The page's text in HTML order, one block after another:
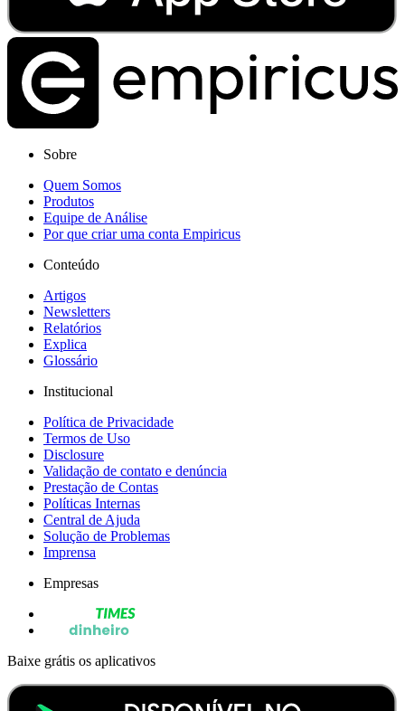
Sobre
Quem Somos
Produtos
Equipe de Análise
Por que criar uma conta Empiricus
Conteúdo
Artigos
Newsletters
Relatórios
Explica
Glossário
Institucional
Política de Privacidade
Termos de Uso
Disclosure
Validação de contato e denúncia
Prestação de Contas
Políticas Internas
Central de Ajuda
Solução de Problemas
Imprensa
Empresas
Baixe grátis os aplicativos